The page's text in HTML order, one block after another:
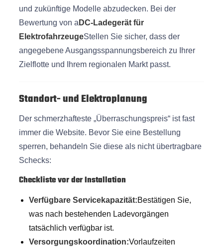
und zukünftige Modelle abzudecken. Bei der
Bewertung von aDC-Ladegerät für
ElektrofahrzeugeStellen Sie sicher, dass der
angegebene Ausgangsspannungsbereich zu Ihrer
Zielflotte und Ihrem regionalen Markt passt.
Standort- und Elektroplanung
Der schmerzhafteste „Überraschungspreis“ ist fast
immer die Website. Bevor Sie eine Bestellung
sperren, behandeln Sie diese als nicht übertragbare
Schecks:
Checkliste vor der Installation
Verfügbare Servicekapazität:Bestätigen Sie,
was nach bestehenden Ladevorgängen
tatsächlich verfügbar ist.
Versorgungskoordination:Vorlaufzeiten